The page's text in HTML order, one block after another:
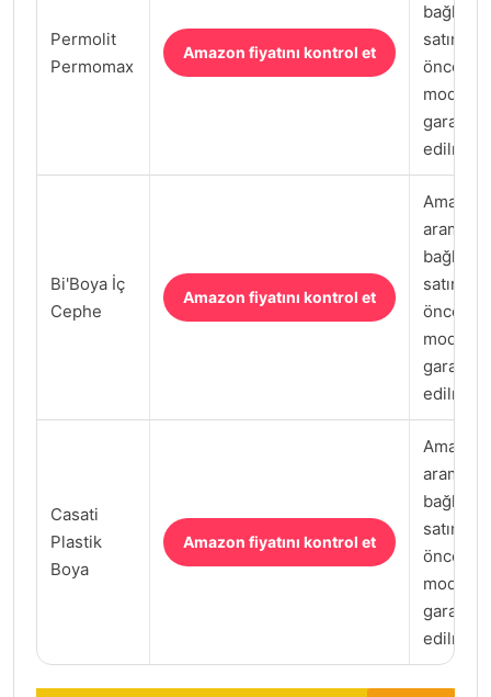
Permolit
Permomax
Amazon fiyatını kontrol et
satın
önce
model
garanti
edilmeli.
Bi'Boya İç
Cephe
Amazon fiyatını kontrol et
arama
satın
önce
model
garanti
edilmeli.
Casati
Plastik
Boya
Amazon fiyatını kontrol et
arama
satın
önce
model
garanti
edilmeli.